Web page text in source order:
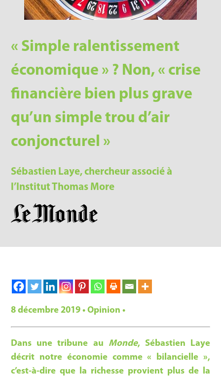
« Simple ralentissement
économique » ? Non, « crise
financière bien plus grave
qu’un simple trou d’air
conjoncturel »
Sébastien Laye, chercheur associé à
l’Institut Thomas More
8 décembre 2019 • Opinion •
Dans une tribune au Monde, Sébastien Laye
décrit notre économie comme « bilancielle »,
c’est-à-dire que la richesse provient plus de la